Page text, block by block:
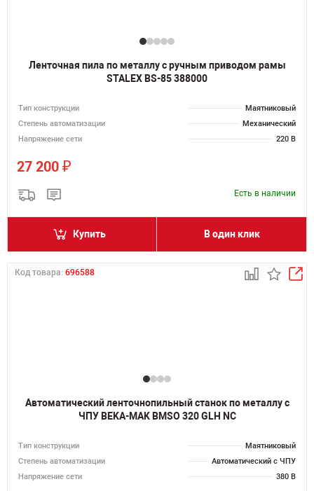
Ленточная пила по металлу с ручным приводом рамы
STALEX BS-85 388000
Тип конструкции
Маятниковый
Степень автоматизации
Механический
Напряжение сети
220 В
27 200 ₽
Есть в наличии
Купить В один клик
Код товара: 696588
Автоматический ленточнопильный станок по металлу с
ЧПУ BEKA-MAK BMSO 320 GLH NC
Тип конструкции
Маятниковый
Степень автоматизации
Автоматический с ЧПУ
Напряжение сети
380 В